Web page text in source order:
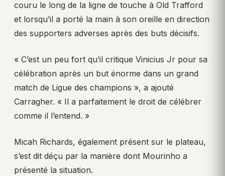
couru le long de la ligne de touche à Old Trafford
et lorsqu’il a porté la main à son oreille en direction
des supporters adverses après des buts décisifs.
« C’est un peu fort qu’il critique Vinicius Jr pour sa
célébration après un but énorme dans un grand
match de Ligue des champions », a ajouté
Carragher. « Il a parfaitement le droit de célébrer
comme il l’entend. »
Micah Richards, également présent sur le plateau,
s’est dit déçu par la manière dont Mourinho a
présenté la situation.